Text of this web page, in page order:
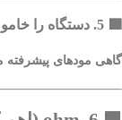
🟩 5. دستگاه را خاموش/روشن کنید
گاهی مودهای